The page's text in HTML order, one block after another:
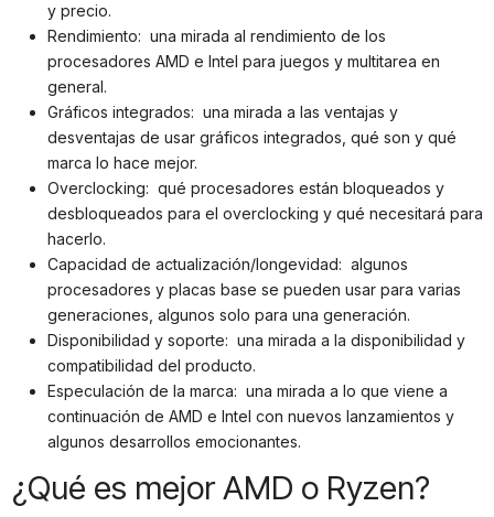
y precio.
Rendimiento: una mirada al rendimiento de los
procesadores AMD e Intel para juegos y multitarea en
general.
Gráficos integrados: una mirada a las ventajas y
desventajas de usar gráficos integrados, qué son y qué
marca lo hace mejor.
Overclocking: qué procesadores están bloqueados y
desbloqueados para el overclocking y qué necesitará para
hacerlo.
Capacidad de actualización/longevidad: algunos
procesadores y placas base se pueden usar para varias
generaciones, algunos solo para una generación.
Disponibilidad y soporte: una mirada a la disponibilidad y
compatibilidad del producto.
Especulación de la marca: una mirada a lo que viene a
continuación de AMD e Intel con nuevos lanzamientos y
algunos desarrollos emocionantes.
¿Qué es mejor AMD o Ryzen?